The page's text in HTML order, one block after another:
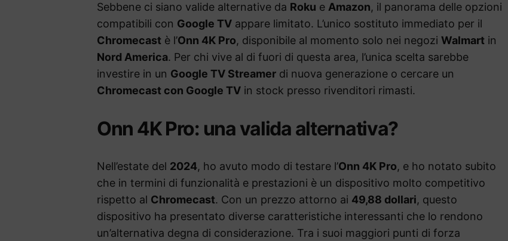
Sebbene ci siano valide alternative da Roku e Amazon, il panorama delle opzioni
compatibili con Google TV appare limitato. L’unico sostituto immediato per il
Chromecast è l’Onn 4K Pro, disponibile al momento solo nei negozi Walmart in
Nord America. Per chi vive al di fuori di questa area, l’unica scelta sarebbe
investire in un Google TV Streamer di nuova generazione o cercare un
Chromecast con Google TV in stock presso rivenditori rimasti.
Onn 4K Pro: una valida alternativa?
Nell’estate del 2024, ho avuto modo di testare l’Onn 4K Pro, e ho notato subito
che in termini di funzionalità e prestazioni è un dispositivo molto competitivo
rispetto al Chromecast. Con un prezzo attorno ai 49,88 dollari, questo
dispositivo ha presentato diverse caratteristiche interessanti che lo rendono
un’alternativa degna di considerazione. Tra i suoi maggiori punti di forza